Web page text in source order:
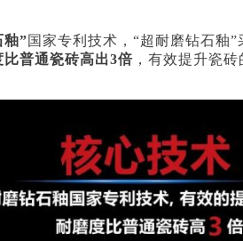
釉”国家专利技术，“超耐磨钻石釉
比普通瓷砖高出3倍 ，有效提升瓷